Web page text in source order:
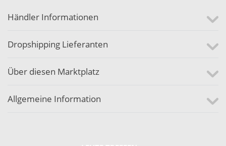
Händler Informationen
Dropshipping Lieferanten
Über diesen Marktplatz
Allgemeine Information